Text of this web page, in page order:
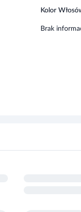
Kolor
Brak